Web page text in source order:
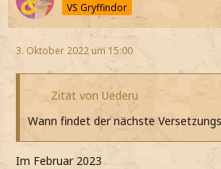
VS Gryffindor
3. Oktober 2022 um 15:00
Zitat von Uederu
Wann findet der nächste
Im Februar 2023